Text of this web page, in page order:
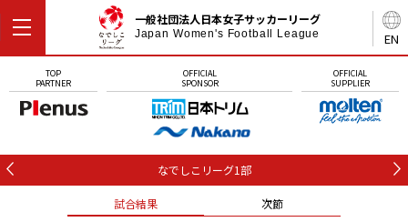
EN
一般社団法人日本女子サッカーリーグ
Japan Women's Football League
TOP
PARTNER
OFFICIAL
SPONSOR
OFFICIAL
SUPPLIER
なでしこリーグ1部
試合結果 次節